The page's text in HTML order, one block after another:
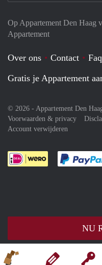
NU
Op Appartement Den Haag
Appartement
Over ons Contact Faq
Gratis je Appartement
© 2026 - Appartement Den
Voorwaarden & privacy
Account verwijderen